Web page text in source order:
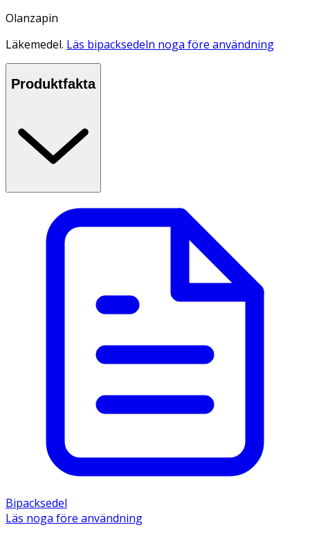
Olanzapin
Läkemedel. Läs bipacksedeln noga före användning
Produktfakta
Bipacksedel
Läs noga före användning